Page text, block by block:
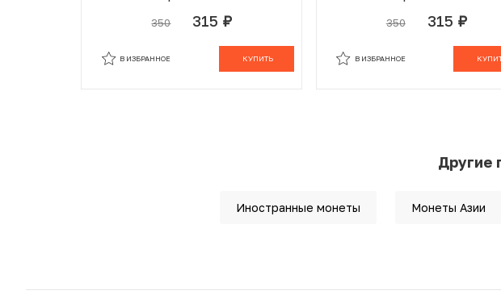
ЭКСПО-70 в Японии»
350 315 руб.
КУПИТЬ
В ИЗБРАННОЕ
ЭКСПО-70 в Японии»
350 315 руб.
В ИЗБРАННОЕ
Другие
Иностранные монеты Монеты Азии